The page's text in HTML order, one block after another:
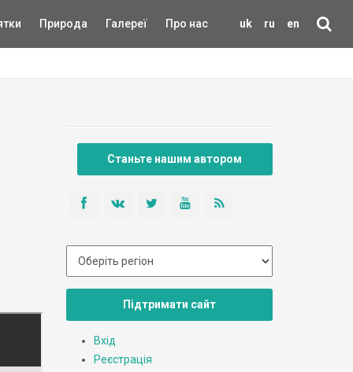
uk ru en
Природа Галереї Про нас
Станьте нашим автором
Підтримати сайт
Вхід
Реєстрація